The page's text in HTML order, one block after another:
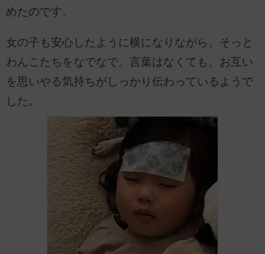
めたのです。
女の子も安心したように横になりながら、そっと
わんこたちをなでなで。言葉はなくても、お互い
を思いやる気持ちがしっかり伝わっているようで
した。